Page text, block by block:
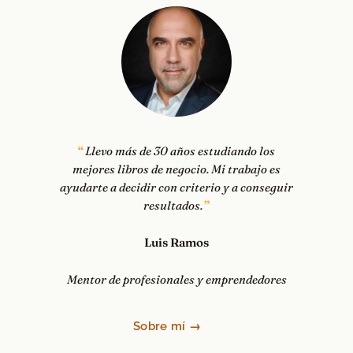
Llevo más de 30 años estudiando los
mejores libros de negocio. Mi trabajo es
ayudarte a decidir con criterio y a conseguir
resultados.
Luis Ramos
Mentor de profesionales y emprendedores
Sobre mí →